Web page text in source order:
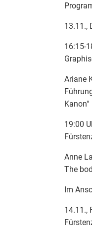
13.11.,
16:15-
Ariane
Kanon"
19:00
Anne
The
Im
14.11.,